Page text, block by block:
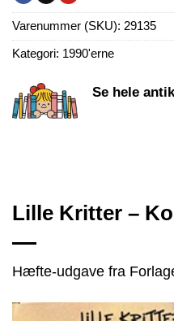
Varenummer (SKU): 29135
Kategori: 1990'erne
Se hele
Lille Kritter –
Hæfte-udgave fra